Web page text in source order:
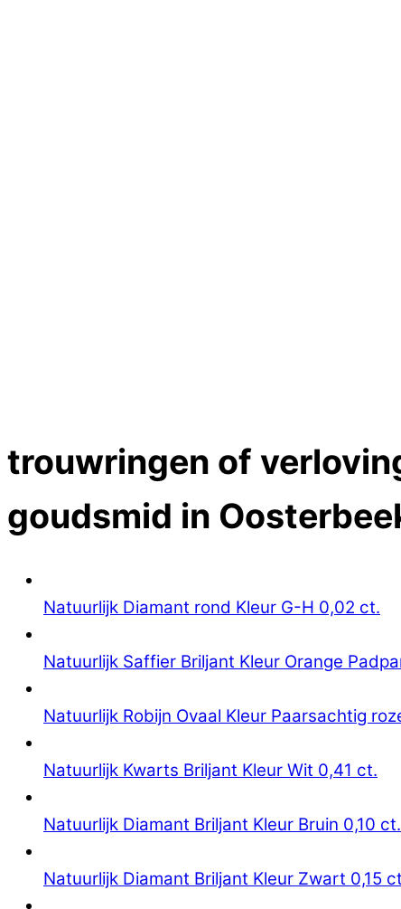
trouwringen of
goudsmid in
Natuurlijk Diamant rond Kleur G-H 0,02 ct.
Natuurlijk Saffier Briljant Kleur Orange
Natuurlijk Robijn Ovaal Kleur Paarsachtig
Natuurlijk Kwarts Briljant Kleur Wit 0,41 ct.
Natuurlijk Diamant Briljant Kleur Bruin 0,10 ct.
Natuurlijk Diamant Briljant Kleur Zwart 0,15